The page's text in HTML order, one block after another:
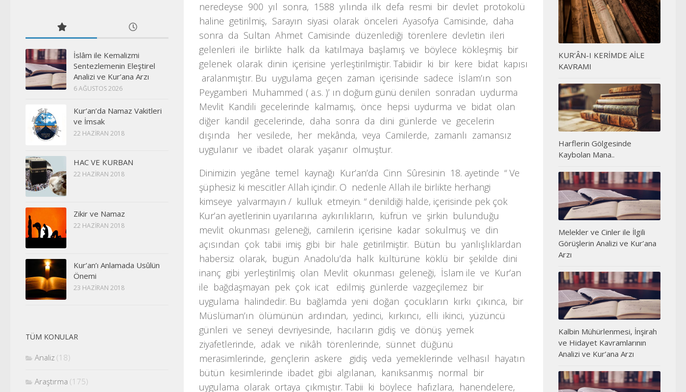
neredeyse 900 yıl sonra, 1588 yılında ilk defa resmi bir devlet protokolü
haline getirilmiş, Sarayın siyasi olarak önceleri Ayasofya Camisinde, daha
sonra da Sultan Ahmet Camisinde düzenlediği törenlere devletin ileri
gelenleri ile birlikte halk da katılmaya başlamış ve böylece kökleşmiş bir
gelenek olarak dinin içerisine yerleştirilmiştir. Tabiidir ki bir kere bidat kapısı
aralanmıştır. Bu uygulama geçen zaman içerisinde sadece İslam’ın son
Peygamberi Muhammed ( a.s. )’ ın doğum günü denilen sonradan uydurma
Mevlit Kandili gecelerinde kalmamış, önce hepsi uydurma ve bidat olan
diğer kandil gecelerinde, daha sonra da dini günlerde ve gecelerin
dışında her vesilede, her mekânda, veya Camilerde, zamanlı zamansız
uygulanır ve ibadet olarak yaşanır olmuştur.
Dinimizin yegâne temel kaynağı Kur’an’da Cinn Sûresinin 18. ayetinde “ Ve
şüphesiz ki mescitler Allah içindir. O nedenle Allah ile birlikte herhangi
kimseye yalvarmayın / kulluk etmeyin. “ denildiği halde, içerisinde pek çok
Kur’an ayetlerinin uyarılarına aykırılıkların, küfrün ve şirkin bulunduğu
mevlit okunması geleneği, camilerin içerisine kadar sokulmuş ve din
açısından çok tabii imiş gibi bir hale getirilmiştir. Bütün bu yanlışlıklardan
habersiz olarak, bugün Anadolu’da halk kültürüne köklü bir şekilde dini
inanç gibi yerleştirilmiş olan Mevlit okunması geleneği, İslam ile ve Kur’an
ile bağdaşmayan pek çok icat edilmiş günlerde vazgeçilemez bir
uygulama halindedir. Bu bağlamda yeni doğan çocukların kırkı çıkınca, bir
Müslüman’ın ölümünün ardından, yedinci, kırkıncı, elli ikinci, yüzüncü
günleri ve seneyi devriyesinde, hacıların gidiş ve dönüş yemek
ziyafetlerinde, adak ve nikâh törenlerinde, sünnet düğünü
merasimlerinde, gençlerin askere gidiş veda yemeklerinde velhasıl hayatın
bütün kesimlerinde ibadet gibi algılanan, kanıksanmış normal bir
uygulama olarak ortaya çıkmıştır. Tabii ki böylece hafızlara, hanendelere,
İslâm ile Kemalizmi
Sentezlemenin Eleştirel
Analizi ve Kur’ana Arzı
6 AĞUSTOS 2026
Kur’an’da Namaz Vakitleri
ve İmsak
22 HAZIRAN 2018
HAC VE KURBAN
22 HAZIRAN 2018
Zikir ve Namaz
22 HAZIRAN 2018
Kur’an’ı Anlamada Usûlün
Önemi
23 HAZIRAN 2018
TÜM KONULAR
Analiz (18)
Araştırma (175)
KUR’ÂN-I KERİMDE AİLE
KAVRAMI
Harflerin Gölgesinde
Kaybolan Mana..
Melekler ve Cinler ile İlgili
Görüşlerin Analizi ve Kur’ana
Arzı
Kalbin Mühürlenmesi, İnşirah
ve Hidayet Kavramlarının
Analizi ve Kur’ana Arzı